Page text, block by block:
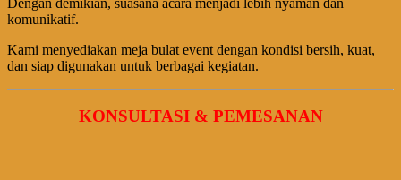
komunikatif.
Kami menyediakan meja bulat event dengan kondisi bersih, kuat,
dan siap digunakan untuk berbagai kegiatan.
KONSULTASI & PEMESANAN